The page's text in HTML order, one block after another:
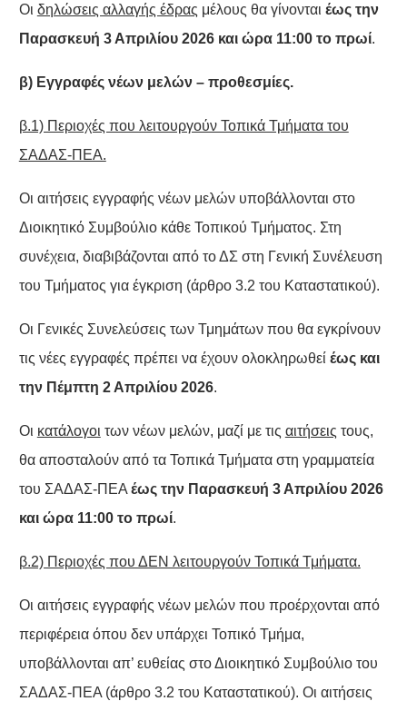
Οι δηλώσεις αλλαγής έδρας μέλους θα γίνονται έως την
Παρασκευή 3 Απριλίου 2026 και ώρα 11:00 το πρωί.
β) Εγγραφές νέων μελών – προθεσμίες.
β.1) Περιοχές που λειτουργούν Τοπικά Τμήματα του
ΣΑΔΑΣ-ΠΕΑ.
Οι αιτήσεις εγγραφής νέων μελών υποβάλλονται στο
Διοικητικό Συμβούλιο κάθε Τοπικού Τμήματος. Στη
συνέχεια, διαβιβάζονται από το ΔΣ στη Γενική Συνέλευση
του Τμήματος για έγκριση (άρθρο 3.2 του Καταστατικού).
Οι Γενικές Συνελεύσεις των Τμημάτων που θα εγκρίνουν
τις νέες εγγραφές πρέπει να έχουν ολοκληρωθεί έως και
την Πέμπτη 2 Απριλίου 2026.
Οι κατάλογοι των νέων μελών, μαζί με τις αιτήσεις τους,
θα αποσταλούν από τα Τοπικά Τμήματα στη γραμματεία
του ΣΑΔΑΣ-ΠΕΑ έως την Παρασκευή 3 Απριλίου 2026
και ώρα 11:00 το πρωί.
β.2) Περιοχές που ΔΕΝ λειτουργούν Τοπικά Τμήματα.
Οι αιτήσεις εγγραφής νέων μελών που προέρχονται από
περιφέρεια όπου δεν υπάρχει Τοπικό Τμήμα,
υποβάλλονται απ’ ευθείας στο Διοικητικό Συμβούλιο του
ΣΑΔΑΣ-ΠΕΑ (άρθρο 3.2 του Καταστατικού). Οι αιτήσεις